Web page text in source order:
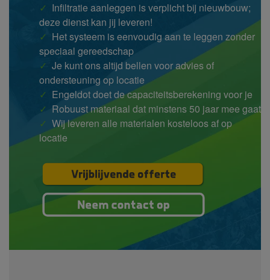
✓ Infiltratie aanleggen is verplicht bij nieuwbouw;
deze dienst kan jij leveren!
✓ Het systeem is eenvoudig aan te leggen zonder
speciaal gereedschap
✓ Je kunt ons altijd bellen voor advies of
ondersteuning op locatie
✓ Engeldot doet de capaciteitsberekening voor je
✓ Robuust materiaal dat minstens 50 jaar mee gaat
✓ Wij leveren alle materialen kosteloos af op
locatie